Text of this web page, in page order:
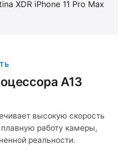
A13
высокую скорость
работу камеры,
реальности.